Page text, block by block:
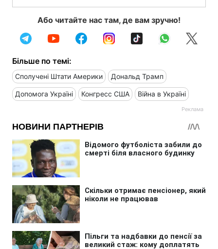
Або читайте нас там, де вам зручно!
Більше по темі:
Сполучені Штати Америки Дональд Трамп
Допомога Україні Конгресс США Війна в Україні